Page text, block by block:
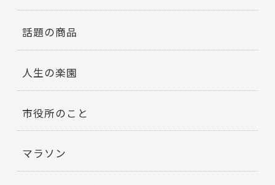
話題の商品
人生の楽園
市役所のこと
マラソン